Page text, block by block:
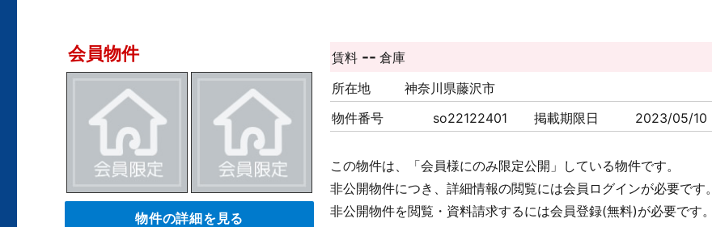
会員物件
物件の詳細を見る
賃料 --倉庫
所在地
神奈川県藤沢市
物件番号
so22122401 掲載期限日 2023/05/10
この物件は、「会員様にのみ限定公開」している物件です。
非公開物件につき、詳細情報の閲覧には会員ログインが必要です。
非公開物件を閲覧・資料請求するには会員登録(無料)が必要です。